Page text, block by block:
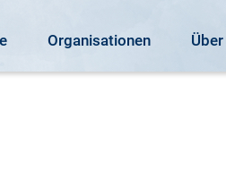
Organisationen